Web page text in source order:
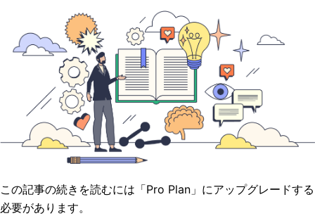
この記事の続きを読むには「Pro Plan」にアップグレードする
必要があります。